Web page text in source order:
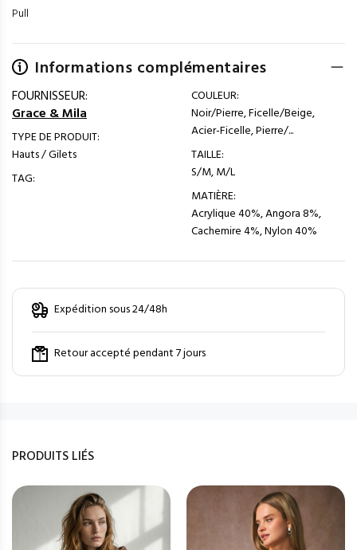
Pull
Informations complémentaires
FOURNISSEUR:
Grace & Mila
TYPE DE PRODUIT:
Hauts / Gilets
TAG:
COULEUR:
Noir/Pierre, Ficelle/Beige,
Acier-Ficelle, Pierre/...
TAILLE:
S/M, M/L
MATIÈRE:
Acrylique 40%, Angora 8%,
Cachemire 4%, Nylon 40%
Expédition sous 24/48h
Retour accepté pendant 7 jours
PRODUITS LIÉS